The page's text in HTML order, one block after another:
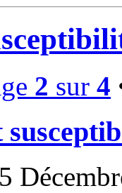
2 sur 4